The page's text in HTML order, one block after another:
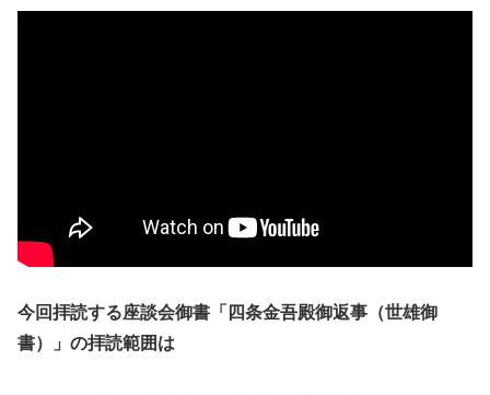
今回拝読する座談会御書「四条金吾殿御返事（世雄御
書）」の拝読範囲は